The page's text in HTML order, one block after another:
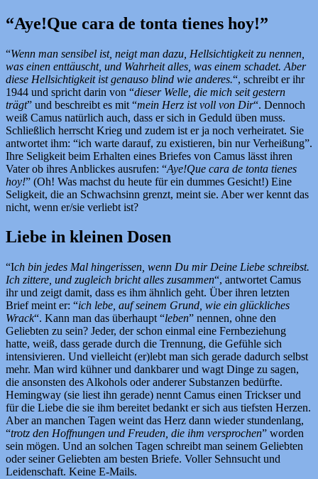
“Aye!Que cara de tonta tienes hoy!”
“Wenn man sensibel ist, neigt man dazu, Hellsichtigkeit zu nennen,
was einen enttäuscht, und Wahrheit alles, was einem schadet. Aber
diese Hellsichtigkeit ist genauso blind wie anderes.“, schreibt er ihr
1944 und spricht darin von “dieser Welle, die mich seit gestern
trägt” und beschreibt es mit “mein Herz ist voll von Dir“. Dennoch
weiß Camus natürlich auch, dass er sich in Geduld üben muss.
Schließlich herrscht Krieg und zudem ist er ja noch verheiratet. Sie
antwortet ihm: “ich warte darauf, zu existieren, bin nur Verheißung”.
Ihre Seligkeit beim Erhalten eines Briefes von Camus lässt ihren
Vater ob ihres Anblickes ausrufen: “Aye!Que cara de tonta tienes
hoy!” (Oh! Was machst du heute für ein dummes Gesicht!) Eine
Seligkeit, die an Schwachsinn grenzt, meint sie. Aber wer kennt das
nicht, wenn er/sie verliebt ist?
Liebe in kleinen Dosen
“Ich bin jedes Mal hingerissen, wenn Du mir Deine Liebe schreibst.
Ich zittere, und zugleich bricht alles zusammen“, antwortet Camus
ihr und zeigt damit, dass es ihm ähnlich geht. Über ihren letzten
Brief meint er: “ich lebe, auf seinem Grund, wie ein glückliches
Wrack“. Kann man das überhaupt “leben” nennen, ohne den
Geliebten zu sein? Jeder, der schon einmal eine Fernbeziehung
hatte, weiß, dass gerade durch die Trennung, die Gefühle sich
intensivieren. Und vielleicht (er)lebt man sich gerade dadurch selbst
mehr. Man wird kühner und dankbarer und wagt Dinge zu sagen,
die ansonsten des Alkohols oder anderer Substanzen bedürfte.
Hemingway (sie liest ihn gerade) nennt Camus einen Trickser und
für die Liebe die sie ihm bereitet bedankt er sich aus tiefsten Herzen.
Aber an manchen Tagen weint das Herz dann wieder stundenlang,
“trotz den Hoffnungen und Freuden, die ihm versprochen” worden
sein mögen. Und an solchen Tagen schreibt man seinem Geliebten
oder seiner Geliebten am besten Briefe. Voller Sehnsucht und
Leidenschaft. Keine E-Mails.